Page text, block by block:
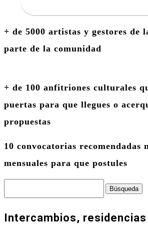
+ de 5000 artistas y gestores de
parte de la comunidad
+ de 100 anfitriones culturales
puertas para que llegues o
propuestas
10 convocatorias recomendadas
mensuales para que postules
Intercambios,